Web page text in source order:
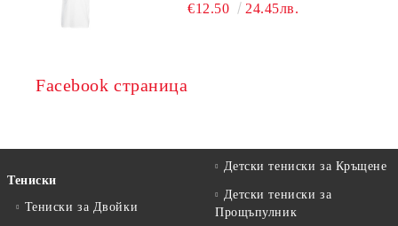
€12.50 24.45лв.
Facebook страница
Тениски
Тениски за Двойки
Детски тениски за Кръщене
Детски тениски за
Прощъпулник